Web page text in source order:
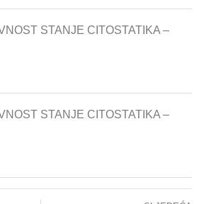
STANJE CITOSTATIKA –
STANJE CITOSTATIKA –